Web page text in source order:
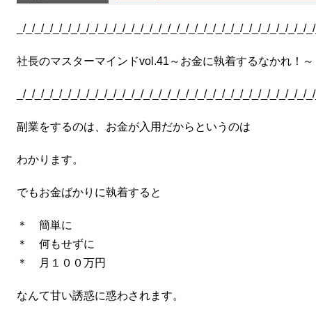
_/_/_/_/_/_/_/_/_/_/_/_/_/_/_/_/_/_/_/_/_/_/_/_/_/_/_/_/_/_/_/_/
社長のマスターマインドvol.41～お金に執着するなかれ！～
_/_/_/_/_/_/_/_/_/_/_/_/_/_/_/_/_/_/_/_/_/_/_/_/_/_/_/_/_/_/_/_/
副業をするのは、お金が入用だからというのは
わかります。
でもお金ばかりに執着すると
＊ 簡単に
＊ 何もせずに
＊ 月１００万円
なんて甘い誘惑に惑わされます。